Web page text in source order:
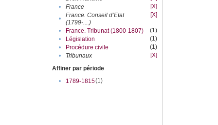
•
France
[X]
•
France. Conseil d’Etat
(1799-....)
[X]
• France. Tribunat (1800-1807)
(1)
•
Législation
(1)
•
Procédure civile
(1)
•
Tribunaux
[X]
Affiner par période
•
1789-1815(1)